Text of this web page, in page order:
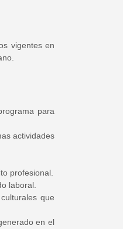
vigentes en
para
actividades
profesional.
laboral.
que
en el